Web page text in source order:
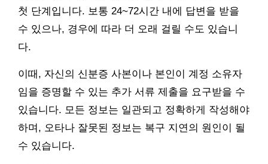
첫 단계입니다. 보통 24~72시간 내에 답변을 받을
수 있으나, 경우에 따라 더 오래 걸릴 수도 있습니
다.
이때, 자신의 신분증 사본이나 본인이 계정 소유자
임을 증명할 수 있는 추가 서류 제출을 요구받을 수
있습니다. 모든 정보는 일관되고 정확하게 작성해야
하며, 오타나 잘못된 정보는 복구 지연의 원인이 될
수 있습니다.